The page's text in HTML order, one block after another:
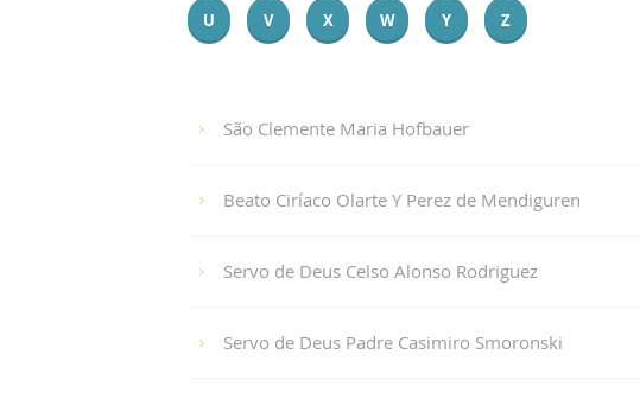
U V X W Y Z
São Clemente Maria Hofbauer
Beato Ciríaco Olarte Y Perez de Mendiguren
Servo de Deus Celso Alonso Rodriguez
Servo de Deus Padre Casimiro Smoronski